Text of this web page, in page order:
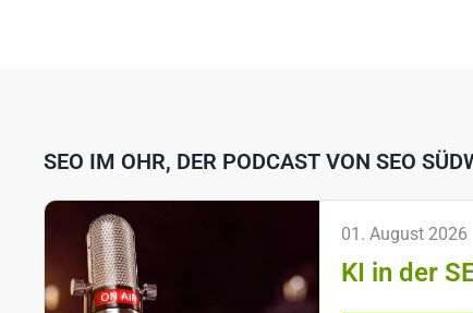
SEO IM OHR, DER PODCAST VON SEO
01. August 2026
KI in der